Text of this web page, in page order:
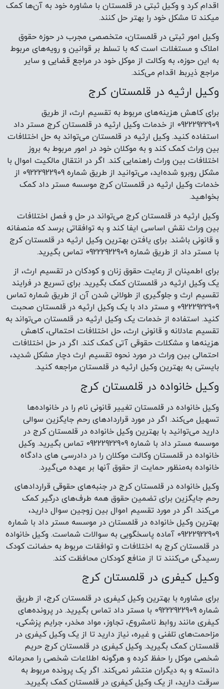
اقدام کرد و وکیل ثبتی در قلمستان با مشاوره خود به آن‌ها کمک
میکند تا مشکل خود را بهتر حل کنند.
وکیل امور ثبتی در قلمستان، متخصصی مجرب در حوزه حقوق
املاک و مستغلات است که با تسلط بر قوانین و رویه‌های مربوط
به این حوزه، به وکالت از موکل خود در مراجع قضایی و سایر
مراجع ذیربط اقدام می‌کند.
وکیل ارثیه در قلمستان کرج
برای کاهش هزینه‌های مربوط به تقسیم ارث، از طریق
09222922909 از خدمات وکیل ارثیه در قلمستان کرج مستر داد
استفاده کنید. وکیل ارثیه در قلمستان می‌تواند به حل اختلافات
بین وراث کمک کند و به موکلان خود در امور مربوط به بروز
اختلافات بین وراث راهنمایی کند. اگر در انتقال مالکیت اموال با
مشکل روبرو شده‌اید، می‌توانید از طریق شماره 09222922909 از
خدمات وکیل ارثیه در قلمستان کرج موسسه مستر داد کمک
بخواهید.
وکیل ارثیه در قلمستان کرج می‌تواند در حل و فصل اختلافات
بین وراث نقش اساسی ایفا کند و به توافقاتی برسد که منصفانه
و قانونی باشند. برای یافتن بهترین وکیل ارثیه در قلمستان کرج
با مستر داد از طریق شماره 09222922909 تماس بگیرید.
برای اطمینان از رعایت حقوق زنان و کودکان در تقسیم ارث، از
یک وکیل ارثیه در قلمستان کمک بگیرید. برای تسریع در فرایند
تقسیم ارث و جلوگیری از طولانی شدن آن از طریق شماره تماس
09222922909 و مستر داد با یک وکیل ارثیه در قلمستان صحبت
کنید. استفاده از خدمات یک وکیل ارثیه در قلمستان می‌تواند به
تقسیم عادلانه و قانونی ارث، حل اختلافات احتمالی، کاهش
هزینه‌ها و مشکلات حقوقی آتی کمک کند. اگر در حل اختلافات
احتمالی بین وراث در مورد نحوه تقسیم ارث دچار مشکل شدید،
بایستی به بهترین وکیل ارثیه در قلمستان مراجعه کنید.
وکیل خانواده در قلمستان کرج
وکیل خانواده در قلمستان تغییر قانونی نام را در خانواده‌ها
تسهیل می‌کند. اگر در مورد قراردادهای رحم جایگزین سوالی
دارید می‌توانید با بهترین وکیل خانواده در قلمستان کرج در
موسسه مستر داد با شماره 09222922909 تماس بگیرید. وکیل
خانواده در قلمستان وکالت موکلان را در دادرسی های دادگاه
خانواده به‌منظور حمایت از حقوق آنها بر عهده می‌گیرد.
وکیل خانواده در قلمستان کرج در جنبه‌های حقوقی قراردادهای
رحم جایگزین برای تضمین حقوق همه طرف‌های درگیر کمک
می‌کند. اگر در مورد تقسیم اموال بین زوجین سوال دارید،
بهترین وکیل خانواده در قلمستان در موسسه مستر داد با شماره
09222922909 آماده پاسخگویی به سوالات شماست. وکیل خانواده
در قلمستان کرج به اختلافات و توافقات مربوط به حضانت کودک
رسیدگی می‌کنند تا از منافع کودکان محافظت کند.
وکیل کیفری در قلمستان کرج
برای مشاوره با بهترین وکیل کیفری در قلمستان کرج، از طریق
شماره 09222922909 با مستر داد تماس بگیرید. در پرونده‌های
کیفری مانند روابط نامشروع، تجاوز، مواد مخدر، جرایم پزشکی،
مزاحمت‌های تلفنی و غیره، نیاز دارید تا از یک وکیل کیفری در
قلمستان کمک بگیرید. وکیل کیفری در قلمستان کرج حریم
شخصی موکل را حفظ کرده و هرگونه اطلاعات شخصی را محرمانه
دانسته و به دیگران منتشر نمی‌کند. اگر یک پرونده مربوط به
سرقت دارید، از یک وکیل کیفری در قلمستان کمک بگیرید.